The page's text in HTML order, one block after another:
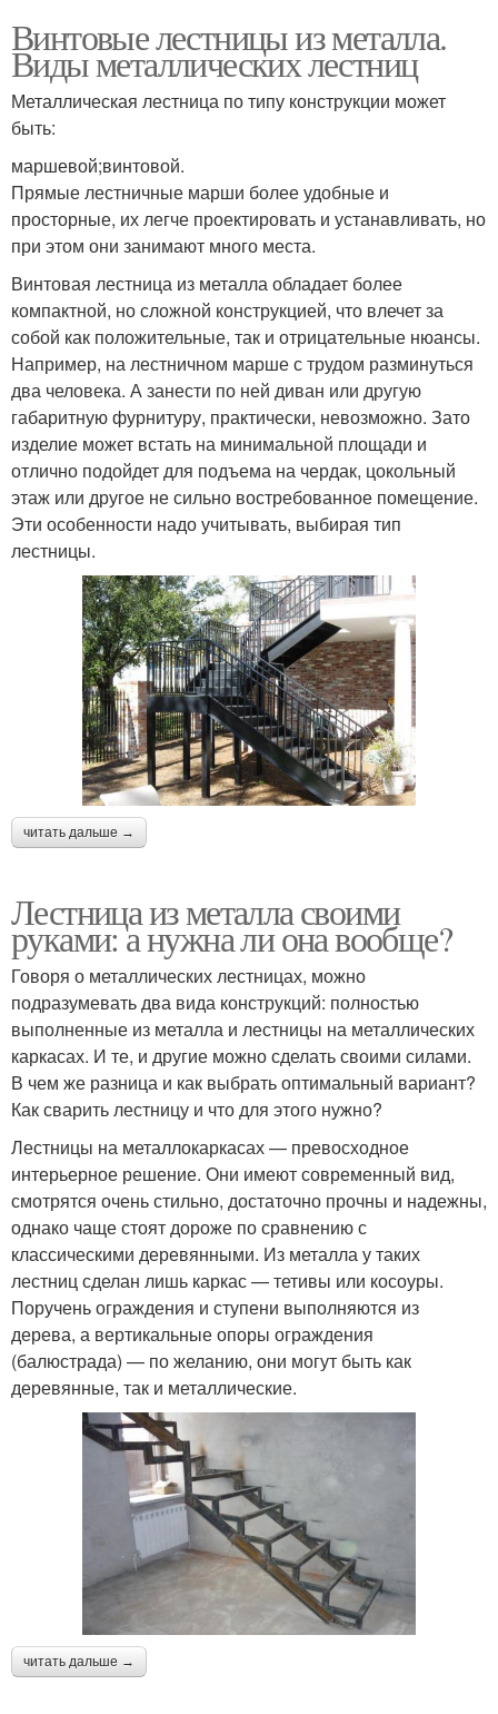
Винтовые лестницы из металла.
Виды металлических лестниц
Металлическая лестница по типу конструкции может
быть:
маршевой;винтовой.
Прямые лестничные марши более удобные и
просторные, их легче проектировать и устанавливать, но
при этом они занимают много места.
Винтовая лестница из металла обладает более
компактной, но сложной конструкцией, что влечет за
собой как положительные, так и отрицательные нюансы.
Например, на лестничном марше с трудом разминуться
два человека. А занести по ней диван или другую
габаритную фурнитуру, практически, невозможно. Зато
изделие может встать на минимальной площади и
отлично подойдет для подъема на чердак, цокольный
этаж или другое не сильно востребованное помещение.
Эти особенности надо учитывать, выбирая тип
лестницы.
читать дальше →
Лестница из металла своими
руками: а нужна ли она вообще?
Говоря о металлических лестницах, можно
подразумевать два вида конструкций: полностью
выполненные из металла и лестницы на металлических
каркасах. И те, и другие можно сделать своими силами.
В чем же разница и как выбрать оптимальный вариант?
Как сварить лестницу и что для этого нужно?
Лестницы на металлокаркасах — превосходное
интерьерное решение. Они имеют современный вид,
смотрятся очень стильно, достаточно прочны и надежны,
однако чаще стоят дороже по сравнению с
классическими деревянными. Из металла у таких
лестниц сделан лишь каркас — тетивы или косоуры.
Поручень ограждения и ступени выполняются из
дерева, а вертикальные опоры ограждения
(балюстрада) — по желанию, они могут быть как
деревянные, так и металлические.
читать дальше →